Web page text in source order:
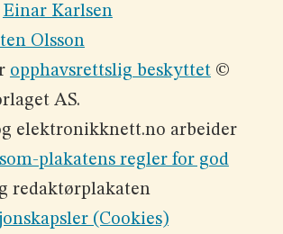
Einar Karlsen
Olsson
opphavsrettslig beskyttet©
AS.
elektronikknett.no arbeider
plakatens regler for god
redaktørplakaten
(Cookies)